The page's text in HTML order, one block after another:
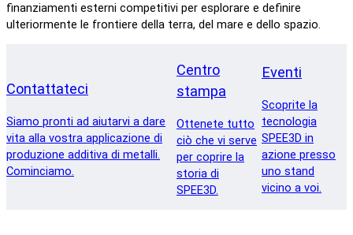
finanziamenti esterni competitivi per esplorare e definire
ulteriormente le frontiere della terra, del mare e dello spazio.
Contattateci
Siamo pronti ad aiutarvi a dare
vita alla vostra applicazione di
produzione additiva di metalli.
Cominciamo.
Centro
stampa
Ottenete tutto
ciò che vi serve
per coprire la
storia di
SPEE3D.
Eventi
Scoprite la
tecnologia
SPEE3D in
azione presso
uno stand
vicino a voi.